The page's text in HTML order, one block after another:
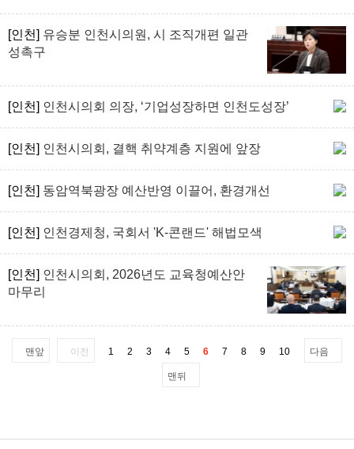
[인천] 유승분 인천시의원, 시 조직개편 일관
성촉구
[인천] 인천시의회 의장, ‘기업성장하면 인천도성장’
[인천] 인천시의회, 결핵 취약계층 지원에 앞장
[인천] 동암역북광장 예산반영 이끌어, 환경개선
[인천] 인천경제청, 국회서 'K-콘랜드' 해법모색
[인천] 인천시의회, 2026년도 교육청예산안
마무리
맨앞 이전 1 2 3 4 5 6 7 8 9 10 다음
맨뒤